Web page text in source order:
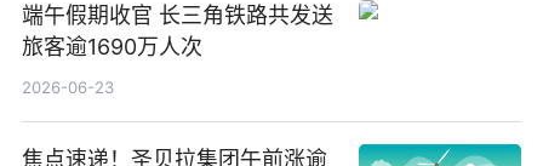
端午假期收官 长三角铁路共发送
旅客逾1690万人次
2026-06-23
焦点速递！圣贝拉集团午前涨逾